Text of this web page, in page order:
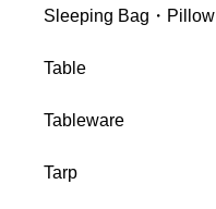
Sleeping Bag・Pillow
Table
Tableware
Tarp